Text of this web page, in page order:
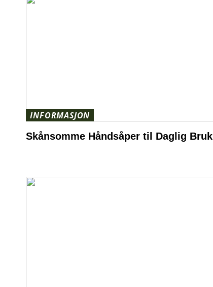
INFORMASJON
Skånsomme Håndsåper til Daglig Bruk